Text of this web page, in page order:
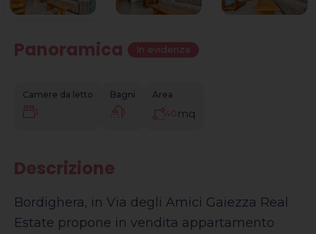
Panoramica In evidenza
Camere da letto
1
Bagni
1
Area
40 mq
Descrizione
Bordighera, in Via degli Amici Gaiezza Real
Estate propone in vendita appartamento